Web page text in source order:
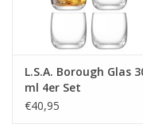
L.S.A. Borough Glas
ml 4er Set
€40,95